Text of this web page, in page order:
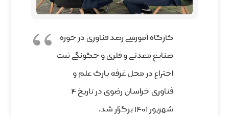
کارگاه آموزشی رصد فناوری در حوزه
صنایع معدنی و فلزی و چگونگی ثبت
اختراع در محل غرفه پارک علم و
فناوری خراسان رضوی در تاریخ ۴
شهریور ۱۴۰۱ برگزار شد.